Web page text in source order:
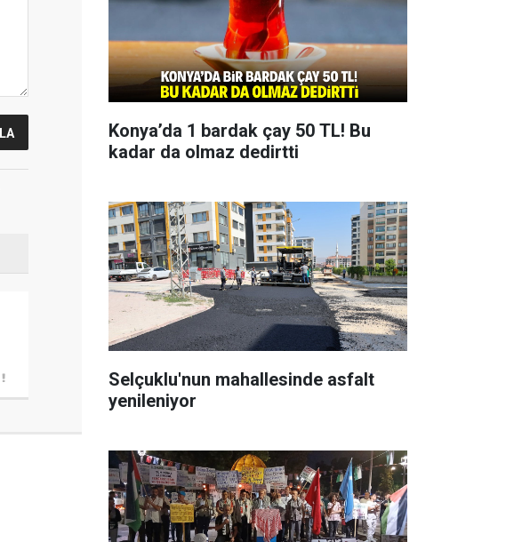
Konya’da 1 bardak çay 50 TL! Bu
kadar da olmaz dedirtti
Selçuklu'nun mahallesinde asfalt
yenileniyor